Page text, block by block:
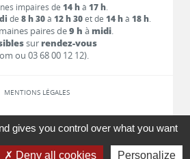
impaires de 14 hà 17 h.
de 8 h 30à 12 h 30et de 14 hà 18 h.
paires de9 h à midi.
sur rendez-vous
ou 03 68 00 12 12).
MENTIONS LÉGALES
LIENS
gives you control over what you want
Deny all cookies Personalize